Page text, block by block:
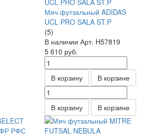
Мяч футзальный ADIDAS
UCL PRO SALA ST.P
(5)
В наличии Арт. H57819
5 610 руб.
В корзину В корзине
В корзину В корзине